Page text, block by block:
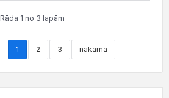
Rāda 1 no 3 lapām
1 2 3 nākamā